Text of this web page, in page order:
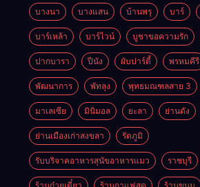
บางนา บางแสน บ้านพรุ บาร์
บาร์เหล้า บาร์ไวน์ บูชาขอความรัก
ปากบารา ปีนัง ผับปาร์ตี้ พรหมคีรี
พัฒนาการ พัทลุง พุทธมณฑลสาย 3
มาเลเซีย มินิมอล ยะลา ย่านดัง
ย่านเมืองเก่าสงขลา รัตภูมิ
รับบริจาคอาหารสุนัขอาหารแมว ราชบุรี